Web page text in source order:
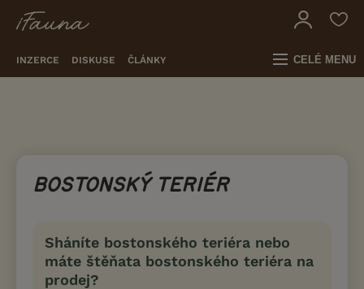
INZERCE DISKUSE ČLÁNKY CELÉ MENU
BOSTONSKÝ TERIÉR
Sháníte bostonského teriéra nebo
máte štěňata bostonského teriéra na
prodej?